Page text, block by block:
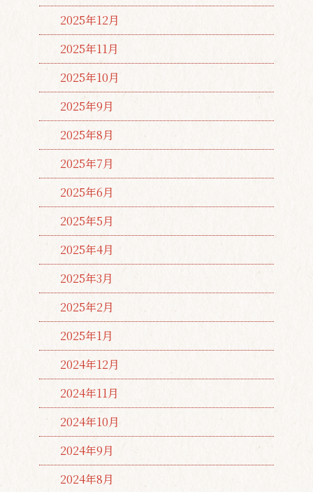
2025年12月
2025年11月
2025年10月
2025年9月
2025年8月
2025年7月
2025年6月
2025年5月
2025年4月
2025年3月
2025年2月
2025年1月
2024年12月
2024年11月
2024年10月
2024年9月
2024年8月